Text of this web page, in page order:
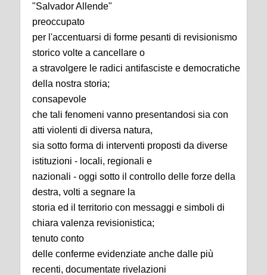
"Salvador Allende"
preoccupato
per l'accentuarsi di forme pesanti di revisionismo
storico volte a cancellare o
a stravolgere le radici antifasciste e democratiche
della nostra storia;
consapevole
che tali fenomeni vanno presentandosi sia con
atti violenti di diversa natura,
sia sotto forma di interventi proposti da diverse
istituzioni - locali, regionali e
nazionali - oggi sotto il controllo delle forze della
destra, volti a segnare la
storia ed il territorio con messaggi e simboli di
chiara valenza revisionistica;
tenuto conto
delle conferme evidenziate anche dalle più
recenti, documentate rivelazioni